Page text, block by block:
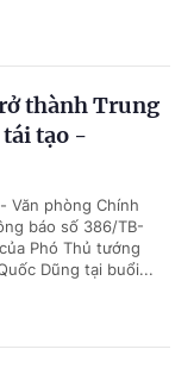
thành Trung
tạo -
Văn phòng Chính
báo số 386/TB-
Phó Thủ tướng
Dũng tại buổi...